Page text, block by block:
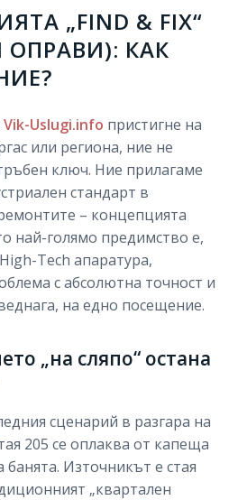
„FIND & FIX“
КАК
Vik-Uslugi.info пристигне на
или региона, ние не
ключ. Ние прилагаме
стандарт в
– концепцията
най-голямо предимство е,
Tech апаратура,
с абсолютна точност и
на едно посещение.
„на сляпо“ остана
сценарий в разгара на
205 се оплаква от капеща
банята. Източникът е стая
„квартален